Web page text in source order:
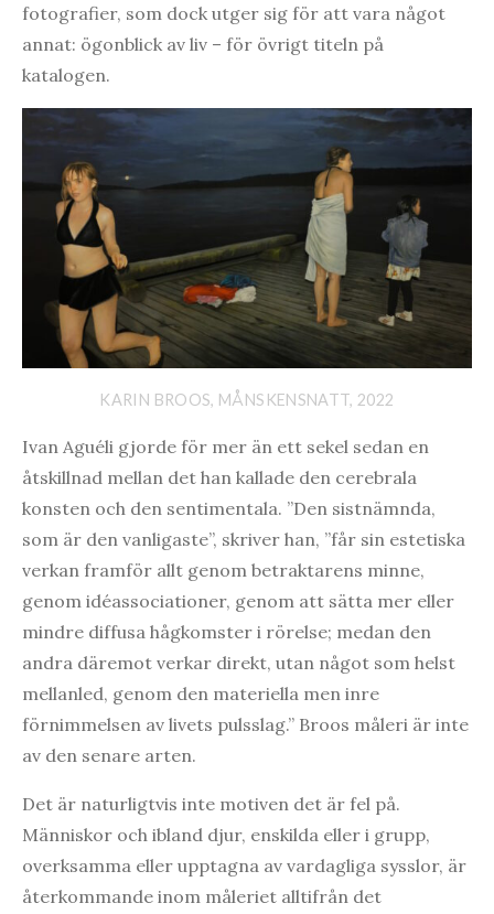
fotografier, som dock utger sig för att vara något
annat: ögonblick av liv – för övrigt titeln på
katalogen.
KARIN BROOS, MÅNSKENSNATT, 2022
Ivan Aguéli gjorde för mer än ett sekel sedan en
åtskillnad mellan det han kallade den cerebrala
konsten och den sentimentala. ”Den sistnämnda,
som är den vanligaste”, skriver han, ”får sin estetiska
verkan framför allt genom betraktarens minne,
genom idéassociationer, genom att sätta mer eller
mindre diffusa hågkomster i rörelse; medan den
andra däremot verkar direkt, utan något som helst
mellanled, genom den materiella men inre
förnimmelsen av livets pulsslag.” Broos måleri är inte
av den senare arten.
Det är naturligtvis inte motiven det är fel på.
Människor och ibland djur, enskilda eller i grupp,
overksamma eller upptagna av vardagliga sysslor, är
återkommande inom måleriet alltifrån det